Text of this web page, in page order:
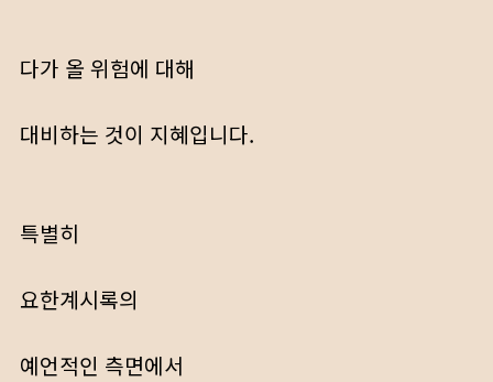
다가 올 위험에 대해
대비하는 것이 지혜입니다.
특별히
요한계시록의
예언적인 측면에서